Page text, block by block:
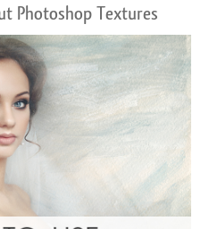
Photoshop Textures